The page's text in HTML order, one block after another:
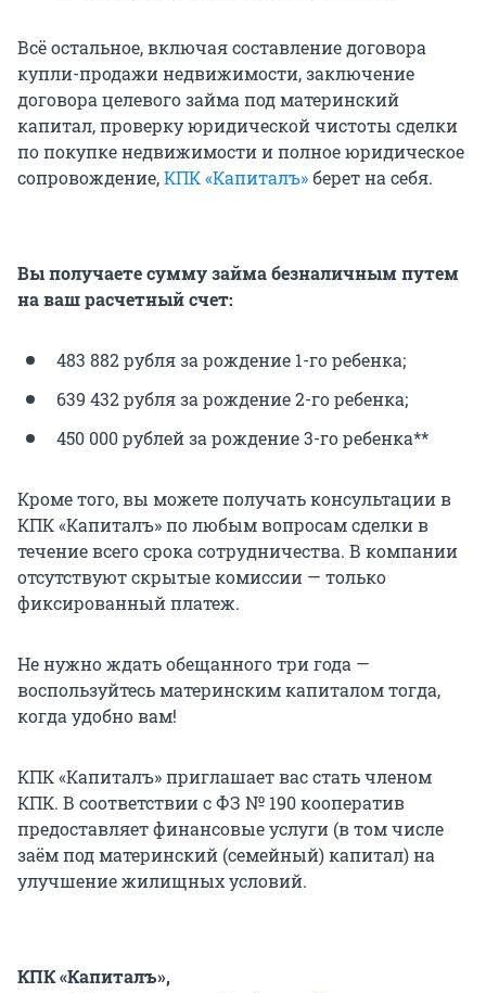
Всё остальное, включая составление договора
купли-продажи недвижимости, заключение
договора целевого займа под материнский
капитал, проверку юридической чистоты сделки
по покупке недвижимости и полное юридическое
сопровождение,КПК «Капиталъ»берет на себя.
Вы получаете сумму займа безналичным путем
на ваш расчетный счет:
483 882 рубля за рождение 1-го ребенка;
639 432 рубля за рождение 2-го ребенка;
450 000 рублей за рождение 3-го ребенка**
Кроме того, вы можете получать консультации в
КПК «Капиталъ» по любым вопросам сделки в
течение всего срока сотрудничества. В компании
отсутствуют скрытые комиссии — только
фиксированный платеж.
Не нужно ждать обещанного три года —
воспользуйтесь материнским капиталом тогда,
когда удобно вам!
КПК «Капиталъ» приглашает вас стать членом
КПК. В соответствии с ФЗ № 190 кооператив
предоставляет финансовые услуги (в том числе
заём под материнский (семейный) капитал) на
улучшение жилищных условий.
КПК «Капиталъ»,